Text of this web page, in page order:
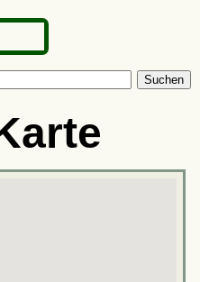
Suchen